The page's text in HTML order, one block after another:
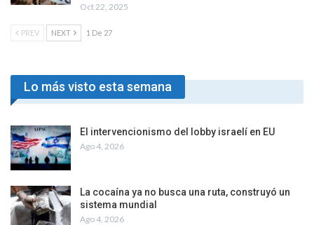
Oct 22, 2025
PREV NEXT 1 De 27
Lo más visto esta semana
El intervencionismo del lobby israelí en EU
Ago 4, 2026
La cocaína ya no busca una ruta, construyó un
sistema mundial
Ago 4, 2026